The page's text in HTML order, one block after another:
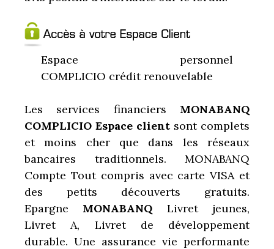
Espace personnel
COMPLICIO crédit renouvelable
Les services financiers MONABANQ
COMPLICIO Espace client sont complets
et moins cher que dans les réseaux
bancaires traditionnels. MONABANQ
Compte Tout compris avec carte VISA et
des petits découverts gratuits.
Epargne MONABANQ Livret jeunes,
Livret A, Livret de développement
durable. Une assurance vie performante